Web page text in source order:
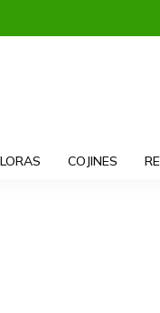
COJINES